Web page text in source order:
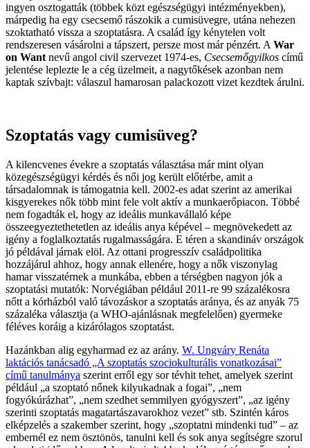
ingyen osztogatták (többek közt egészségügyi intézményekben),
márpedig ha egy csecsemő rászokik a cumisüvegre, utána nehezen
szoktatható vissza a szoptatásra. A család így kénytelen volt
rendszeresen vásárolni a tápszert, persze most már pénzért. A War
on Want nevű angol civil szervezet 1974-es, Csecsemőgyilkos című
jelentése leplezte le a cég üzelmeit, a nagytőkések azonban nem
kaptak szívbajt: válaszul hamarosan palackozott vizet kezdtek árulni.
Szoptatás vagy cumisüveg?
A kilencvenes évekre a szoptatás választása már mint olyan
közegészségügyi kérdés és női jog került előtérbe, amit a
társadalomnak is támogatnia kell. 2002-es adat szerint az amerikai
kisgyerekes nők több mint fele volt aktív a munkaerőpiacon. Többé
nem fogadták el, hogy az ideális munkavállaló képe
összeegyeztethetetlen az ideális anya képével – megnövekedett az
igény a foglalkoztatás rugalmasságára. E téren a skandináv országok
jó példával járnak elöl. Az ottani progresszív családpolitika
hozzájárul ahhoz, hogy annak ellenére, hogy a nők viszonylag
hamar visszatérnek a munkába, ebben a térségben nagyon jók a
szoptatási mutatók: Norvégiában például 2011-re 99 százalékosra
nőtt a kórházból való távozáskor a szoptatás aránya, és az anyák 75
százaléka választja (a WHO-ajánlásnak megfelelően) gyermeke
féléves koráig a kizárólagos szoptatást.
Hazánkban alig egyharmad ez az arány. W. Ungváry Renáta
laktációs tanácsadó „A szoptatás szociokulturális vonatkozásai”
című tanulmánya szerint erről egy sor tévhit tehet, amelyek szerint
például „a szoptató nőnek kilyukadnak a fogai”, „nem
fogyókúrázhat”, „nem szedhet semmilyen gyógyszert”, „az igény
szerinti szoptatás magatartászavarokhoz vezet” stb. Szintén káros
elképzelés a szakember szerint, hogy „szoptatni mindenki tud” – az
embernél ez nem ösztönös, tanulni kell és sok anya segítségre szorul